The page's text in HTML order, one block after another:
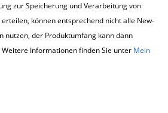
zur Speicherung und Verarbeitung von
können entsprechend nicht alle New-
nutzen, der Produktumfang kann dann
Informationen finden Sie unter Mein